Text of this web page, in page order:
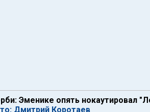
Эменике опять нокаутировал
Дмитрий Коротаев